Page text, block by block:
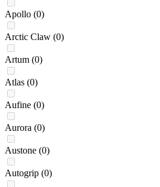
Apollo (0)
Arctic Claw (0)
Artum (0)
Atlas (0)
Aufine (0)
Aurora (0)
Austone (0)
Autogrip (0)